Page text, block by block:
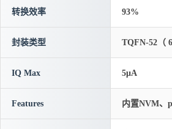
转换效率 93%
封装类型 TQFN-52（
IQ Max 5μA
Features 内置NVM、